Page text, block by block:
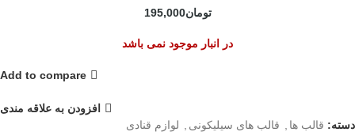
تومان195,000
در انبار موجود نمی باشد
Add to compare
افزودن به علاقه مندی
دسته: قالب ها قالب های سیلیکونی
لوازم قنادی